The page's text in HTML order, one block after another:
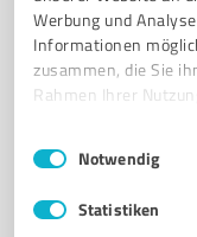
Werbung und
Informationen
zusammen, die Sie
Rahmen Ihrer
Impressum
Einwilligungsauswahl
Notwendig
Statistiken
HAUSVERWALTUNG
Markt 6, 33378
Tel. 05242 9318680
26